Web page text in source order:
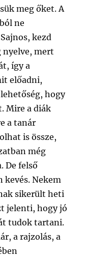
meg őket. A
ne
kezd
nyelve, mert
így a
előadni,
hogy
Mire a diák
a tanár
is össze,
még
De felső
kevés. Nekem
sikerült heti
jelenti, hogy jó
tudok tartani.
a rajzolás, a